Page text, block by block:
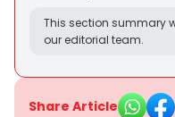
This section summary
our editorial team.
Share Article